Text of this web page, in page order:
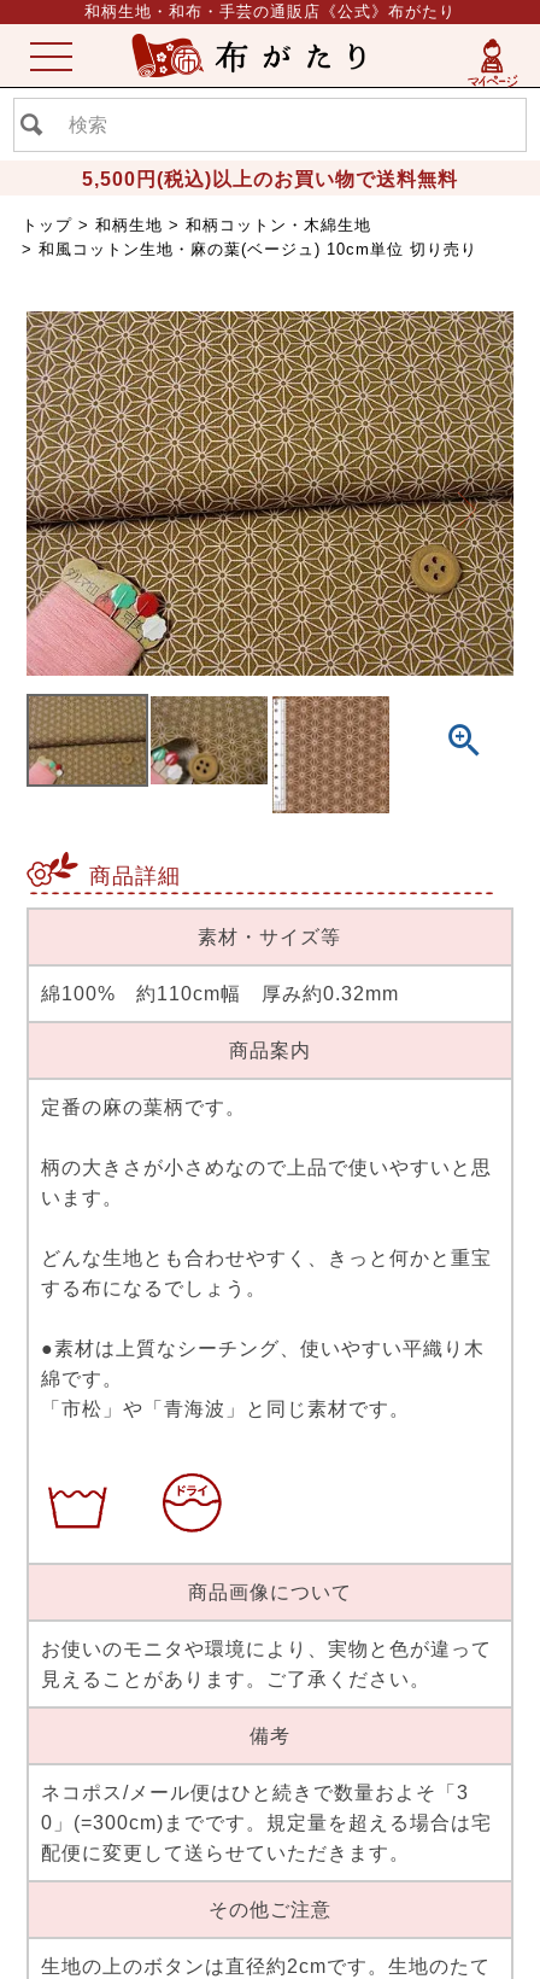
和柄生地・和布・手芸の通販店《公式》布がたり
5,500円(税込)以上のお買い物で送料無料
ME
NU
トップ 和柄生地
和柄コットン・木綿生地
和風コットン生地・麻の葉(ベージュ) 10cm単位 切り売り
商品詳細
素材・サイズ等
綿100% 約110cm幅 厚み約0.32mm
商品案内
定番の麻の葉柄です。
柄の大きさが小さめなので上品で使いやすいと思
います。
どんな生地とも合わせやすく、きっと何かと重宝
する布になるでしょう。
●素材は上質なシーチング、使いやすい平織り木
綿です。
「市松」や「青海波」と同じ素材です。
商品画像について
お使いのモニタや環境により、実物と色が違って
見えることがあります。ご了承ください。
備考
ネコポス/メール便はひと続きで数量およそ「3
0」(=300cm)までです。規定量を超える場合は宅
配便に変更して送らせていただきます。
その他ご注意
生地の上のボタンは直径約2cmです。生地のたて